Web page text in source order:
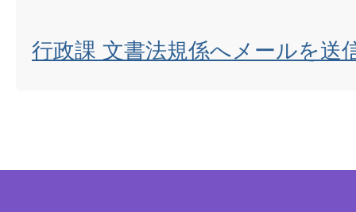
行政課 文書法規係へメールを送